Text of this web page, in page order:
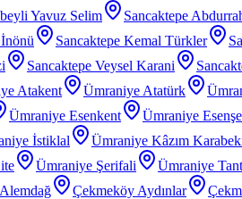
Yavuz Selim Sancaktepe
Sancaktepe Kemal Türkler
Sancaktepe Veysel Karani
Atakent Ümraniye Atatürk
Ümraniye Esenkent Ümraniye
İstiklal Ümraniye Kâzım
Ümraniye Şerifali Ümraniye
Çekmeköy Aydınlar